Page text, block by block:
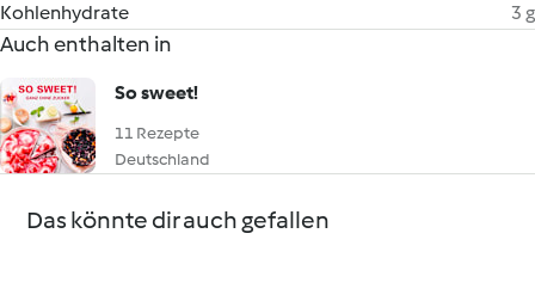
Kohlenhydrate
3 g
Auch enthalten in
So sweet!
11 Rezepte
Deutschland
Das könnte dir auch gefallen